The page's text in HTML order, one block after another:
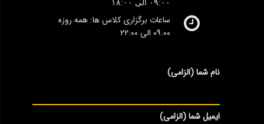
٠۹:۰۰ الی ١٨:٠٠
ساعات برگزاری کلاس ها: همه روزه
۰۹:۰۰ الی ۲۲:۰۰
نام شما (الزامی)
ایمیل شما (الزامی)